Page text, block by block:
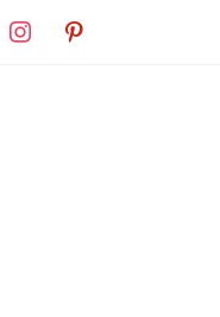
instagrampinterest